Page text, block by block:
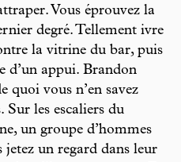
Vous éprouvez la
degré. Tellement ivre
la vitrine du bar, puis
d’un appui. Brandon
quoi vous n’en savez
Sur les escaliers du
un groupe d’hommes
jetez un regard dans leur